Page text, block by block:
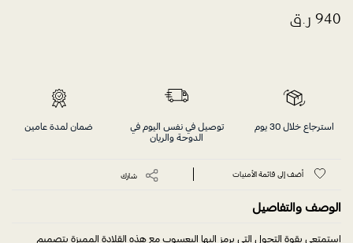
استرجاع خلال 30 يوم
توصيل في نفس اليوم في
الدوحة والريان
ضمان لمدة عامين
أضف إلى قائمة الأمنيات شارك
الوصف والتفاصيل
استمتعي بقوة التحول التي يرمز إليها اليعسوب مع هذه القلادة المميزة بتصميم